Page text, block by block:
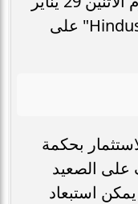
2024 حسب موقع "Hindustan times" على
بحكمة
على الصعيد
يمكن استبعاد